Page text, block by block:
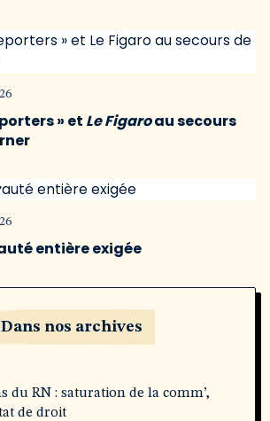
» et Le Figaroau secours
entière exigée
Dans nos archives
du RN : saturation de la comm’,
de droit